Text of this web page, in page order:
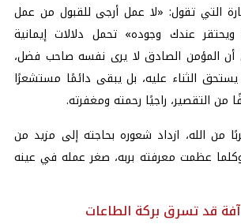
التي تقول: «لا عمل أرجى للقبول من عمل
عندك وجوده» تحمل دلالات إيمانية
أن المؤمن الصادق لا يرى نفسه صاحب فضل،
الثناء عليه، بل يبقى دائمًا مستشعرًا
من التقصير، راجيًا رحمته ومغفرته.
من الله، ازداد شعوره بحاجته إلى مزيد من
وكلما عظمت معرفته بربه، صغر عمله في عينه
قد تسرق بركة الطاعات